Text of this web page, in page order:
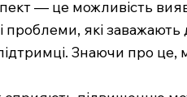
— це можливість
проблеми, які
Знаючи про